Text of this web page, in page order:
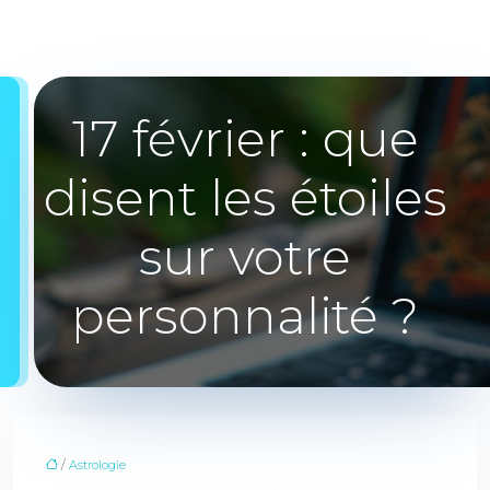
17 février : que
disent les étoiles
sur votre
personnalité ?
/ Astrologie